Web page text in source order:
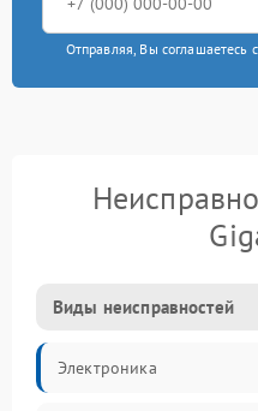
Отправляя, Вы соглашаетесь с
Виды неисправностей
Электроника